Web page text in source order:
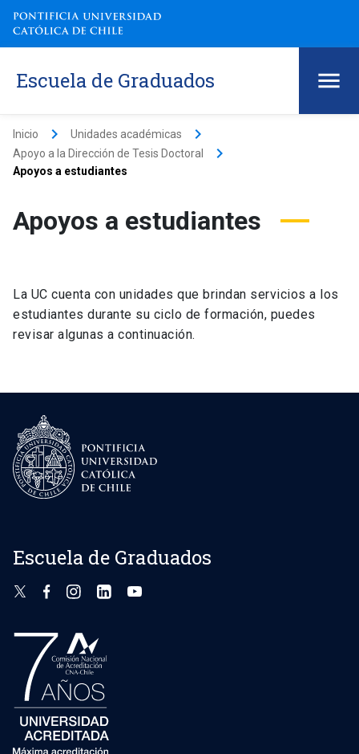
Escuela de Graduados
Inicio keyboard_arrow_right Unidades académicas keyboard_arrow_right
Apoyo a la Dirección de Tesis Doctoral keyboard_arrow_right
Apoyos a estudiantes
Apoyos a estudiantes
La UC cuenta con unidades que brindan servicios a los
estudiantes durante su ciclo de formación, puedes
revisar algunas a continuación.
Escuela de Graduados